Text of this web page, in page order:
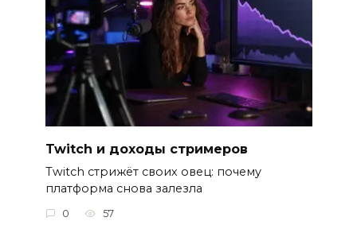
Twitch и доходы стримеров
Twitch стрижёт своих овец: почему
платформа снова залезла
0 57